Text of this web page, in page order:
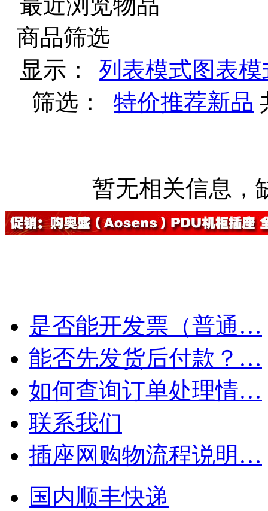
商品筛选
显示：
列表模式图表模
筛选：
特价推荐新品
暂无相关信息，
是否能开发票（普通…
能否先发货后付款？…
如何查询订单处理情…
联系我们
插座网购物流程说明…
国内顺丰快递